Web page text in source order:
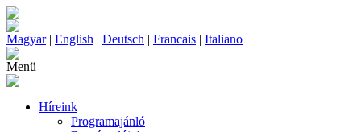
Magyar| English | Deutsch | Francais | Italiano
Menü
Híreink
Programajánló